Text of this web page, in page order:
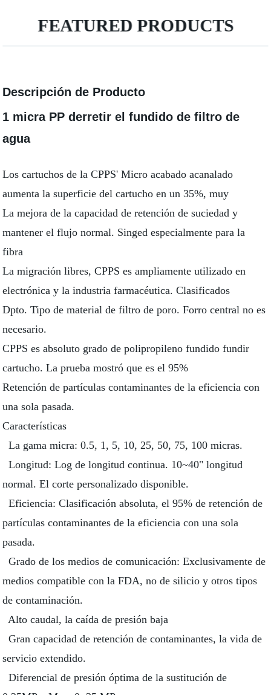
FEATURED PRODUCTS
Descripción de Producto
1 micra PP derretir el fundido de filtro de
agua
Los cartuchos de la CPPS' Micro acabado acanalado
aumenta la superficie del cartucho en un 35%, muy
La mejora de la capacidad de retención de suciedad y
mantener el flujo normal. Singed especialmente para la
fibra
La migración libres, CPPS es ampliamente utilizado en
electrónica y la industria farmacéutica. Clasificados
Dpto. Tipo de material de filtro de poro. Forro central no es
necesario.
CPPS es absoluto grado de polipropileno fundido fundir
cartucho. La prueba mostró que es el 95%
Retención de partículas contaminantes de la eficiencia con
una sola pasada.
Características
La gama micra: 0.5, 1, 5, 10, 25, 50, 75, 100 micras.
Longitud: Log de longitud continua. 10~40" longitud
normal. El corte personalizado disponible.
Eficiencia: Clasificación absoluta, el 95% de retención de
partículas contaminantes de la eficiencia con una sola
pasada.
Grado de los medios de comunicación: Exclusivamente de
medios compatible con la FDA, no de silicio y otros tipos
de contaminación.
Alto caudal, la caída de presión baja
Gran capacidad de retención de contaminantes, la vida de
servicio extendido.
Diferencial de presión óptima de la sustitución de